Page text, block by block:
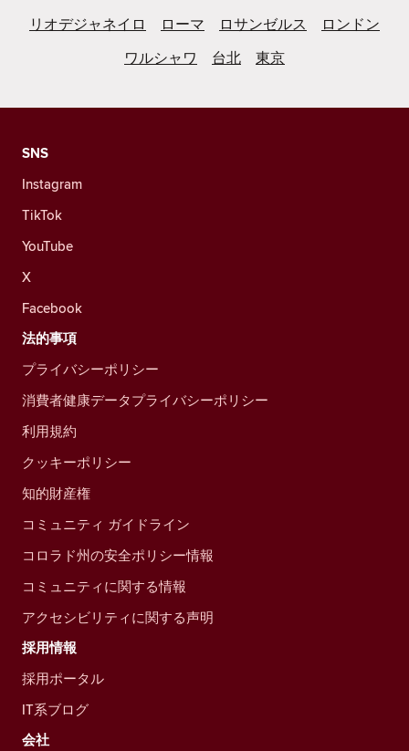
リオデジャネイロ
ローマ ロサンゼルス
ロンドン
ワルシャワ
台北 東京
SNS
Instagram
TikTok
YouTube
X
Facebook
法的事項
プライバシーポリシー
消費者健康データプライバシーポリシー
利用規約
クッキーポリシー
知的財産権
コミュニティ ガイドライン
コロラド州の安全ポリシー情報
コミュニティに関する情報
アクセシビリティに関する声明
採用情報
採用ポータル
IT系ブログ
会社